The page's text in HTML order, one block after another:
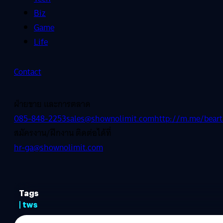
Biz
Game
Life
Contact
ฝ่ายขาย และการตลาด
085-848-2253sales@shownolimit.comhttp://m.me/
สมัครงาน/ฝึกงาน ติดต่อได้ที่
hr-ga@shownolimit.com
Tags
| tws